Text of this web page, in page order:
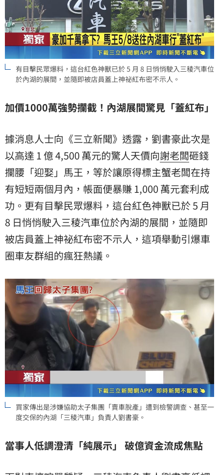
有目擊民眾爆料，這台紅色神獸已於 5 月 8 日悄悄駛入三稜汽車位
於內湖的展間，並隨即被店員蓋上神祕紅布密不示人。
加價1000萬強勢攔截！內湖展間驚見「蓋紅布」
據消息人士向《三立新聞》透露，劉書豪此次是
以高達 1 億 4,500 萬元的驚人天價向謝老闆砸錢
攔腰「迎娶」馬王，等於讓原得標主蟹老闆在持
有短短兩個月內，帳面便暴賺 1,000 萬元套利成
功。更有目擊民眾爆料，這台紅色神獸已於 5 月
8 日悄悄駛入三稜汽車位於內湖的展間，並隨即
被店員蓋上神祕紅布密不示人，這項舉動引爆車
圈車友群組的瘋狂熱議。
買家傳出是涉嫌協助太子集團「賣車脫產」遭到檢警調查、甚至一
度交保的內湖「三稜汽車」負責人劉書豪。
當事人低調澄清「純展示」 破億資金流成焦點